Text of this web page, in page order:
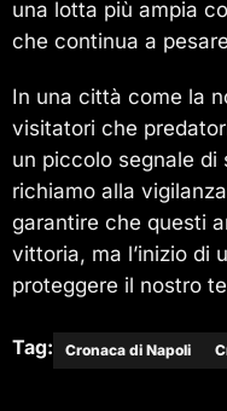
una lotta più ampia
che continua a
In una città come la
visitatori che
un piccolo segnale di
richiamo alla
garantire che questi
vittoria, ma l’inizio di
proteggere il nostro
Tag: Cronaca di Napoli